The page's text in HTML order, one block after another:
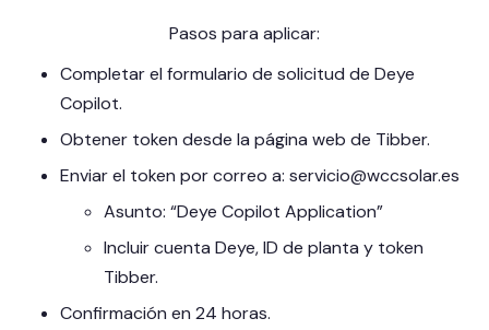
Pasos para aplicar:
Completar el formulario de solicitud de Deye
Copilot.
Obtener token desde la página web de Tibber.
Enviar el token por correo a: servicio@wccsolar.es
Asunto: “Deye Copilot Application”
Incluir cuenta Deye, ID de planta y token
Tibber.
Confirmación en 24 horas.